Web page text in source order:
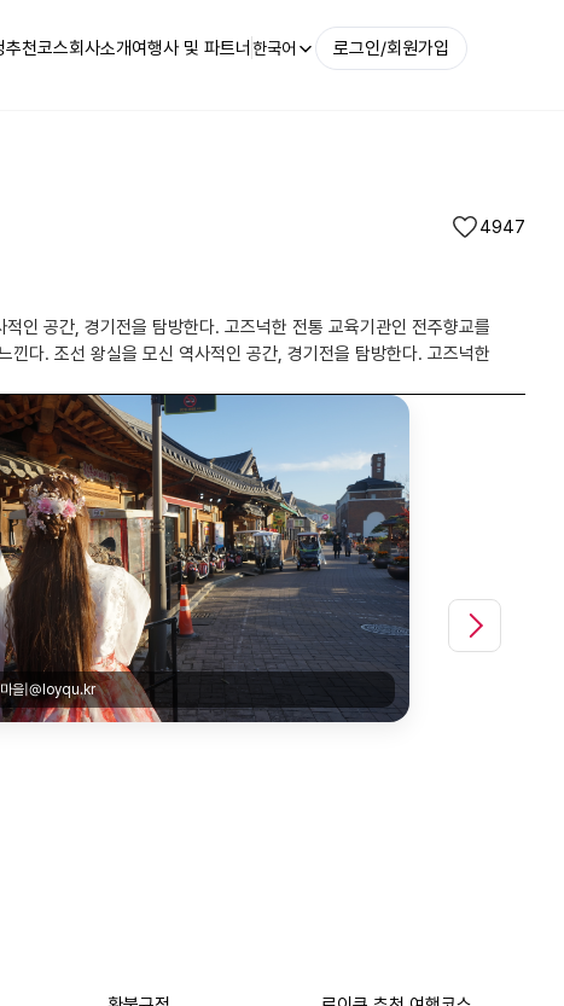
추천코스회사소개여행사 및 파트너 한국어 로그인/회원가입
4947
인 공간, 경기전을 탐방한다. 고즈넉한 전통 교육기관인 전주향교를
다. 조선 왕실을 모신 역사적인 공간, 경기전을 탐방한다. 고즈넉한